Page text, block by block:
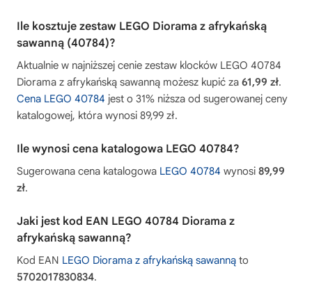
Ile kosztuje zestaw LEGO Diorama z afrykańską
sawanną (40784)?
Aktualnie w najniższej cenie zestaw klocków LEGO 40784
Diorama z afrykańską sawanną możesz kupić za 61,99 zł.
Cena LEGO 40784 jest o 31% niższa od sugerowanej ceny
katalogowej, która wynosi 89,99 zł.
Ile wynosi cena katalogowa LEGO 40784?
Sugerowana cena katalogowa LEGO 40784 wynosi 89,99
zł.
Jaki jest kod EAN LEGO 40784 Diorama z
afrykańską sawanną?
Kod EAN LEGO Diorama z afrykańską sawanną to
5702017830834.